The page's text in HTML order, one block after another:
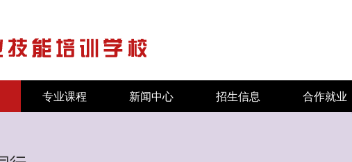
专业课程 新闻中心 招生信息 合作就业